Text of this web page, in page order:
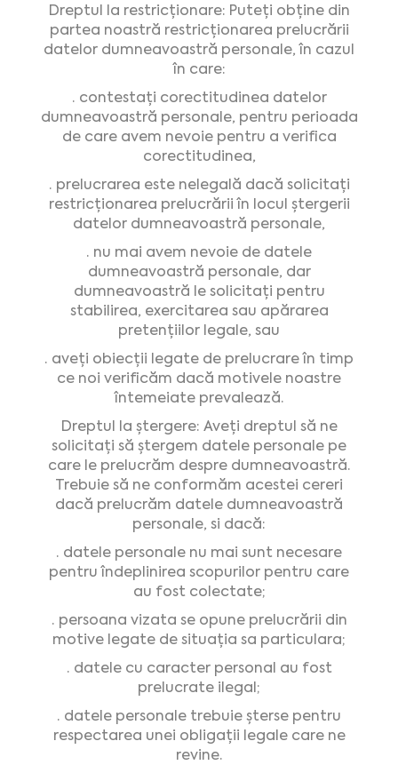
Dreptul la restricționare: Puteți obține din
partea noastră restricționarea prelucrării
datelor dumneavoastră personale, în cazul
în care:
· contestați corectitudinea datelor
dumneavoastră personale, pentru perioada
de care avem nevoie pentru a verifica
corectitudinea,
· prelucrarea este nelegală dacă solicitați
restricționarea prelucrării în locul ștergerii
datelor dumneavoastră personale,
· nu mai avem nevoie de datele
dumneavoastră personale, dar
dumneavoastră le solicitați pentru
stabilirea, exercitarea sau apărarea
pretențiilor legale, sau
· aveți obiecții legate de prelucrare în timp
ce noi verificăm dacă motivele noastre
întemeiate prevalează.
Dreptul la ștergere: Aveți dreptul să ne
solicitați să ștergem datele personale pe
care le prelucrăm despre dumneavoastră.
Trebuie să ne conformăm acestei cereri
dacă prelucrăm datele dumneavoastră
personale, si dacă:
· datele personale nu mai sunt necesare
pentru îndeplinirea scopurilor pentru care
au fost colectate;
· persoana vizata se opune prelucrării din
motive legate de situația sa particulara;
· datele cu caracter personal au fost
prelucrate ilegal;
· datele personale trebuie șterse pentru
respectarea unei obligații legale care ne
revine.